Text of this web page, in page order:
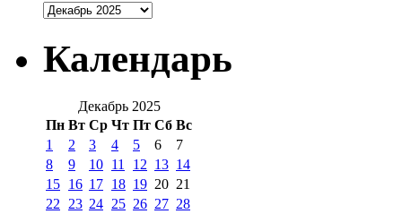
Архивы
Календарь
Декабрь 2025
Пн Вт Ср Чт Пт Сб Вс
1
2 3 4 5 6
7
8
9 10 11 12 13 14
15 16 17 18 19 20 21
22
23 24 25 26 27 28